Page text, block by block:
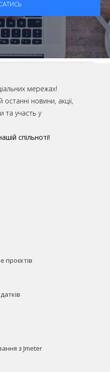
мережах!
новини, акції,
та участь у
спільноті!
проєктів
з Jmeter